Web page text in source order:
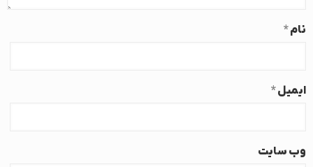
نام*
ایمیل*
وب‌ سایت